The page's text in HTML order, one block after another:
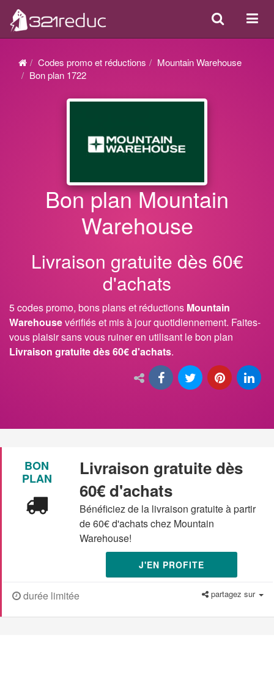
ou
Search
Codes promo et réductions
Mountain Warehouse
Bon plan 1722
Bon plan Mountain
Warehouse
Livraison gratuite dès 60€
d'achats
5 codes promo, bons plans et réductions Mountain
Warehousevérifiés et mis à jour quotidiennement. Faites-
vous plaisir sans vous ruiner en utilisant le bon plan
Livraison gratuite dès 60€ d'achats.
BON
PLAN
Livraison gratuite dès
60€ d'achats
Bénéficiez de la livraison gratuite à partir
de 60€ d'achats chez Mountain
Warehouse!
J'EN PROFITE
durée limitée partagez sur